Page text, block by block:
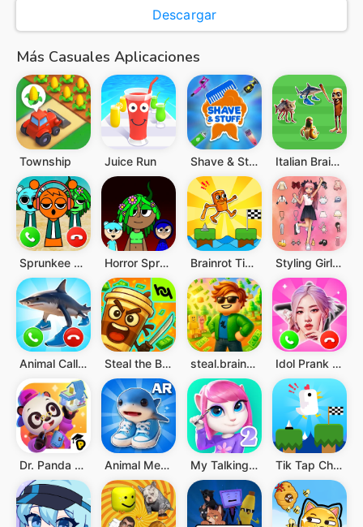
Descargar
Más Casuales Aplicaciones
Township Juice Run Shave & Stuff: VR Barber Game (Official) Italian Brainrot Challenges
Sprunkee Prank Call & Message Horror Spranky Beats Brainrot Tip Tap Challenge Styling Girl:3D Dress Up Game
Animal Call&Chat: Music Prank Steal the Brainrot steal.brainrot.ultimate.chaos.game Idol Prank Video Call & Chat
Dr. Panda Town Tales Animal Meme AR & SoundBoard My Talking Angela 2 Tik Tap Challenge